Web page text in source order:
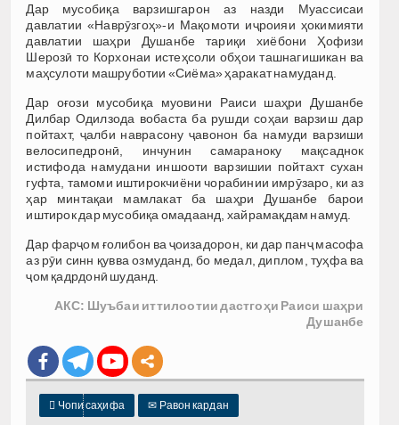
Дар мусобиқа варзишгарон аз назди Муассисаи
давлатии «Наврӯзгоҳ»-и Мақомоти иҷроияи ҳокимияти
давлатии шаҳри Душанбе тариқи хиёбони Ҳофизи
Шерозӣ то Корхонаи истеҳсоли обҳои ташнагишикан ва
маҳсулоти машруботии «Сиёма» ҳаракат намуданд.
Дар оғози мусобиқа муовини Раиси шаҳри Душанбе
Дилбар Одилзода вобаста ба рушди соҳаи варзиш дар
пойтахт, ҷалби наврасону ҷавонон ба намуди варзиши
велосипедронӣ, инчунин самараноку мақсаднок
истифода намудани иншооти варзишии пойтахт сухан
гуфта, тамоми иштирокчиёни чорабинии имрӯзаро, ки аз
ҳар минтақаи мамлакат ба шаҳри Душанбе барои
иштирок дар мусобиқа омадаанд, хайрамақдам намуд.
Дар фарҷом ғолибон ва ҷоизадорон, ки дар панҷ масофа
аз рӯи синн қувва озмуданд, бо медал, диплом, туҳфа ва
ҷом қадрдонӣ шуданд.
АКС: Шуъбаи иттилоотии дастгоҳи Раиси шаҳри
Душанбе
 Чопи саҳифа ✉ Равон кардан